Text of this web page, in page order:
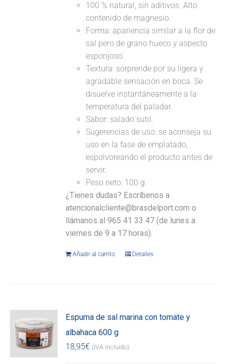
100 % natural, sin aditivos. Alto
contenido de magnesio.
Forma: apariencia similar a la flor de
sal pero de grano hueco y aspecto
esponjoso.
Textura: sorprende por su ligera y
agradable sensación en boca. Se
disuelve instantáneamente a la
temperatura del paladar.
Sabor: salado sutil.
Sugerencias de uso: se aconseja su
uso en la fase de emplatado,
espolvoreando el producto antes de
servir.
Peso neto: 100 g.
¿Tienes dudas? Escríbenos a
atencionalcliente@brasdelport.com o
llámanos al 965 41 33 47 (de lunes a
viernes de 9 a 17 horas).
Añadir al carrito Detalles
Espuma de sal marina con tomate y
albahaca 600 g
18,95€ (IVA incluido)